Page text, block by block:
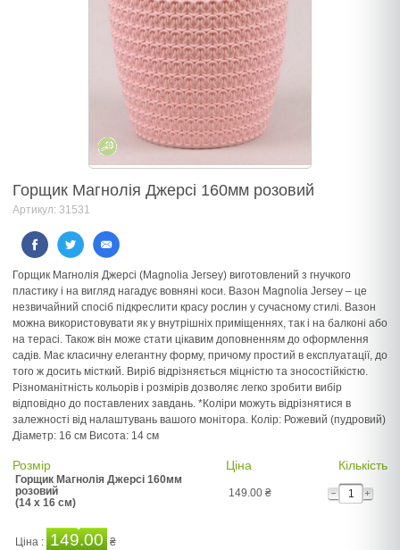
Горщик Магнолія Джерсі 160мм розовий
Артикул: 31531
Горщик Магнолія Джерсі (Magnolia Jersey) виготовлений з гнучкого
пластику і на вигляд нагадує вовняні коси. Вазон Magnolia Jersey – це
незвичайний спосіб підкреслити красу рослин у сучасному стилі. Вазон
можна використовувати як у внутрішніх приміщеннях, так і на балконі або
на терасі. Також він може стати цікавим доповненням до оформлення
садів. Має класичну елегантну форму, причому простий в експлуатації, до
того ж досить місткий. Виріб відрізняється міцністю та зносостійкістю.
Різноманітність кольорів і розмірів дозволяє легко зробити вибір
відповідно до поставлених завдань. *Коліри можуть відрізнятися в
залежності від налаштувань вашого монітора. Колір: Рожевий (пудровий)
Діаметр: 16 см Висота: 14 см
Розмір Ціна Кількість
Горщик Магнолія Джерсі 160мм
розовий
(14 x 16 см)
149.00 ₴
Ціна : 149.00 ₴